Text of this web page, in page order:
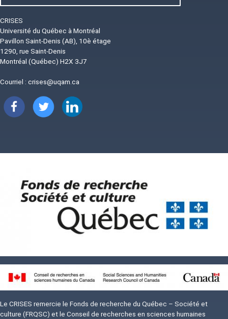
CRISES
Université du Québec à Montréal
Pavillon Saint-Denis (AB), 10è étage
1290, rue Saint-Denis
Montréal (Québec) H2X 3J7
Courriel : crises@uqam.ca
Image Image Image
Image
Le CRISES remercie le Fonds de recherche du Québec – Société et
culture (FRQSC) et le Conseil de recherches en sciences humaines